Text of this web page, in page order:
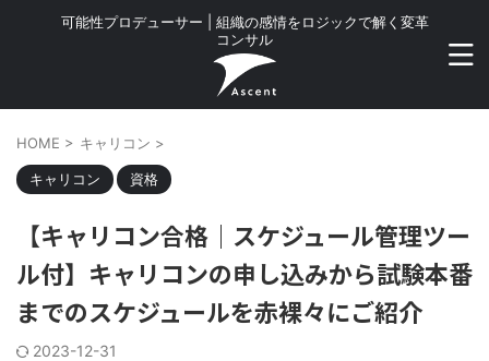
可能性プロデューサー | 組織の感情をロジックで解く変革
コンサル
HOME > キャリコン >
キャリコン 資格
【キャリコン合格｜スケジュール管理ツー
ル付】キャリコンの申し込みから試験本番
までのスケジュールを赤裸々にご紹介
2023-12-31